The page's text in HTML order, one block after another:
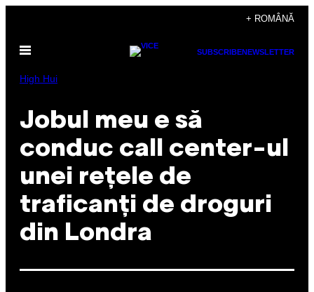
content
+ ROMÂNĂ
Open
SUBSCRIBENEWSLETTER
High Hui
Jobul meu e să
conduc call center-ul
unei rețele de
traficanți de droguri
din Londra